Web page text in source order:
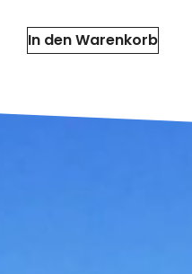
In den Warenkorb